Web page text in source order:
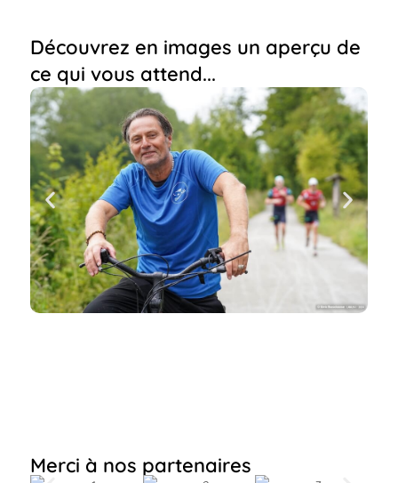
Découvrez en images un aperçu de
ce qui vous attend...
Merci à nos partenaires